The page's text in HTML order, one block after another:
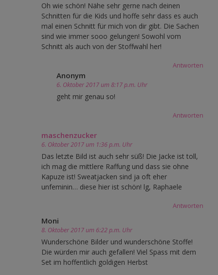
Oh wie schön! Nähe sehr gerne nach deinen
Schnitten für die Kids und hoffe sehr dass es auch
mal einen Schnitt für mich von dir gibt. Die Sachen
sind wie immer sooo gelungen! Sowohl vom
Schnitt als auch von der Stoffwahl her!
Antworten
Anonym
6. Oktober 2017 um 8:17 p.m. Uhr
geht mir genau so!
Antworten
maschenzucker
6. Oktober 2017 um 1:36 p.m. Uhr
Das letzte Bild ist auch sehr süß! Die Jacke ist toll,
ich mag die mittlere Raffung und dass sie ohne
Kapuze ist! Sweatjacken sind ja oft eher
unfeminin… diese hier ist schön! lg, Raphaele
Antworten
Moni
8. Oktober 2017 um 6:22 p.m. Uhr
Wunderschöne Bilder und wunderschöne Stoffe!
Die würden mir auch gefallen! Viel Spass mit dem
Set im hoffentlich goldigen Herbst